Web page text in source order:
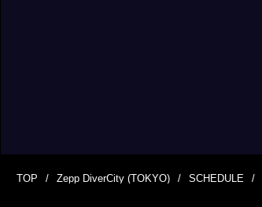
TOP Zepp DiverCity (TOKYO) SCHEDULE